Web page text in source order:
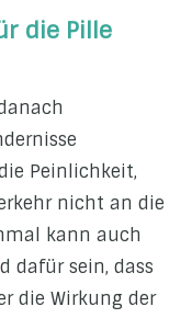
die Pille
Peinlichkeit,
nicht an die
kann auch
dafür sein, dass
die Wirkung der